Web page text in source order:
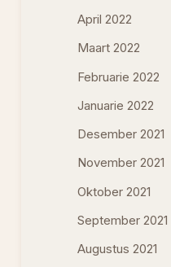
April 2022
Maart 2022
Februarie 2022
Januarie 2022
Desember 2021
November 2021
Oktober 2021
September 2021
Augustus 2021